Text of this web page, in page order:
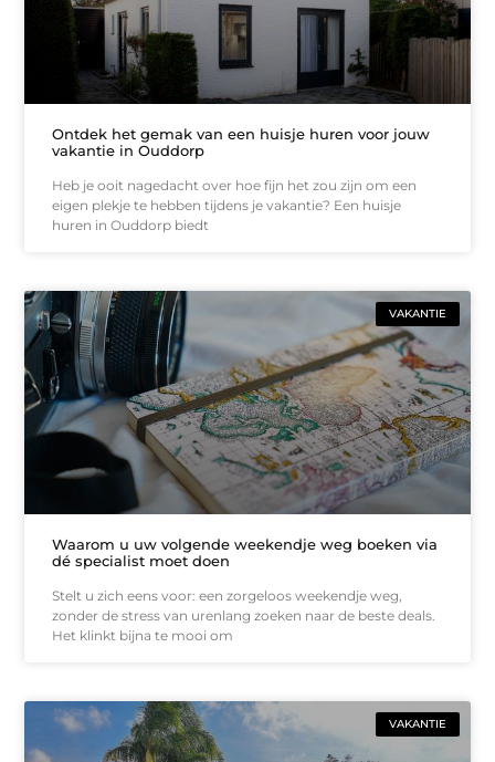
Ontdek het gemak van een huisje huren voor jouw
vakantie in Ouddorp
Heb je ooit nagedacht over hoe fijn het zou zijn om een
eigen plekje te hebben tijdens je vakantie? Een huisje
huren in Ouddorp biedt
VAKANTIE
Waarom u uw volgende weekendje weg boeken via
dé specialist moet doen
Stelt u zich eens voor: een zorgeloos weekendje weg,
zonder de stress van urenlang zoeken naar de beste deals.
Het klinkt bijna te mooi om
VAKANTIE